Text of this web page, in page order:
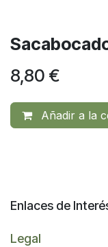
8,80 €
Añadir a la
Enlaces de
Legal